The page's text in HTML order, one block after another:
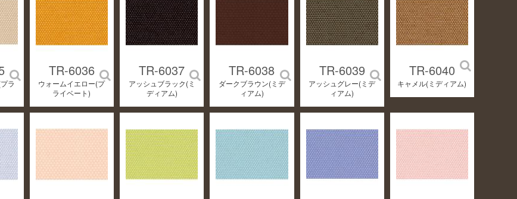
ラ
TR-6036
ウォームイエロー(プ
ライベート)
TR-6037
アッシュブラック(ミ
ディアム)
TR-6038
ダークブラウン(ミデ
ィアム)
TR-6039
アッシュグレー(ミデ
ィアム)
TR-6040
キャメル(ミディアム)